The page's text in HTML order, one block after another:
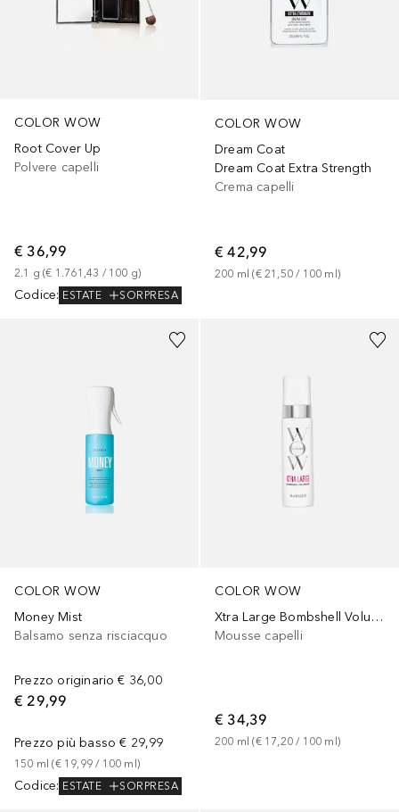
COLOR WOW
Root Cover Up
Polvere capelli
€ 36,99
2.1 g (€ 1.761,43 / 100 g)
Codice: ESTATE SORPRESA
COLOR WOW
Dream Coat
Dream Coat Extra Strength
Crema capelli
€ 42,99
200 ml (€ 21,50 / 100 ml)
COLOR WOW
Money Mist
Balsamo senza risciacquo
Prezzo originario € 36,00
€ 29,99
Prezzo più basso € 29,99
150 ml (€ 19,99 / 100 ml )
Codice: ESTATE SORPRESA
COLOR WOW
Xtra Large Bombshell Volumizzante
Mousse capelli
€ 34,39
200 ml (€ 17,20 / 100 ml)